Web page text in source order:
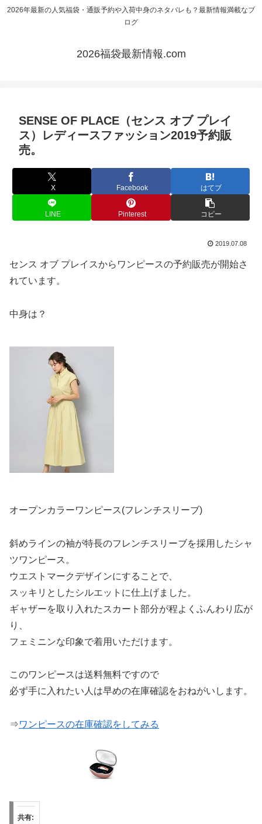
2026年最新の人気福袋・通販予約や入荷中身のネタバレも？最新情報満載なブ
ログ
2026福袋最新情報.com
SENSE OF PLACE（センス オブ プレイ
ス）レディースファッション2019予約販
売。
X Facebook はてブ
LINE Pinterest コピー
2019.07.08
センス オブ プレイスからワンピースの予約販売が開始さ
れています。
中身は？
オープンカラーワンピース(フレンチスリーブ)
斜めラインの袖が特長のフレンチスリーブを採用したシャ
ツワンピース。
ウエストマークデザインにすることで、
スッキリとしたシルエットに仕上げました。
ギャザーを取り入れたスカート部分が程よくふんわり広が
り、
フェミニンな印象で着用いただけます。
このワンピースは送料無料ですので
必ず手に入れたい人は早めの在庫確認をおねがいします。
⇒ワンピースの在庫確認をしてみる
共有: